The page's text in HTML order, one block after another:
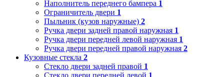
Наполнитель переднего бампера 1
Ограничитель двери 1
Пыльник (кузов наружные) 2
Ручка двери задней правой наружная 1
Ручка двери передней левой наружная 1
Ручка двери передней правой наружная 2
Кузовные стекла 2
Стекло двери задней правой 1
Стекло двери передней левой 1